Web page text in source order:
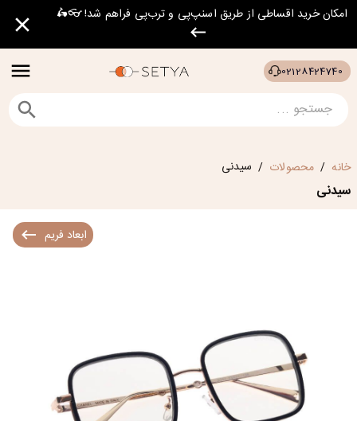
امکان خرید اقساطی از طریق اسنپ‌پی و ترب‌پی فراهم شد! 👓🛵
02128424740
خانه / محصولات / سیدنی
سیدنی
ابعاد فریم